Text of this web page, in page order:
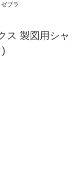
ゼブラ
ス 製図用シャ